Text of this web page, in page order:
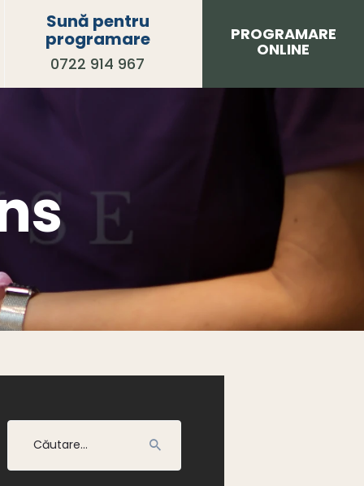
Sună pentru
programare
0722 914 967
PROGRAMARE
ONLINE
după: